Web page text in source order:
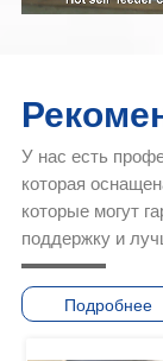
У нас есть
которая
которые могут
поддержку и
Подробнее